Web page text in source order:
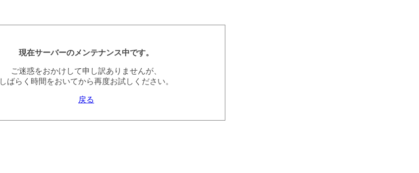
現在サーバーのメンテナンス中です。
ご迷惑をおかけして申し訳ありませんが、
しばらく時間をおいてから再度お試しください。
戻る